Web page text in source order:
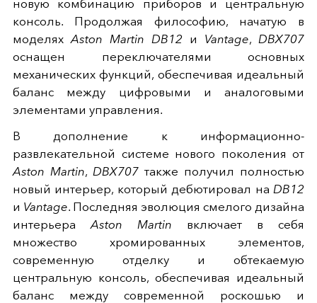
новую комбинацию приборов и центральную
консоль. Продолжая философию, начатую в
моделяхAston Martin DB12 и Vantage, DBX707
оснащен переключателями основных
механических функций, обеспечивая идеальный
баланс между цифровыми и аналоговыми
элементами управления.
В дополнение к информационно-
развлекательной системе нового поколения от
Aston Martin, DBX707 также получил полностью
новый интерьер, который дебютировал на DB12
и Vantage. Последняя эволюция смелого дизайна
интерьераAston Martin включает в себя
множество хромированных элементов,
современную отделку и обтекаемую
центральную консоль, обеспечивая идеальный
баланс между современной роскошью и